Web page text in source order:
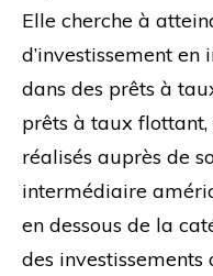
Elle cherche à
d’investissement
dans des prêts à
prêts à taux flottant,
réalisés auprès de
intermédiaire
en dessous de la
des investissements